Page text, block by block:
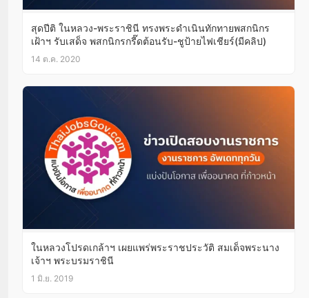
สุดปีติ ในหลวง-พระราชินี ทรงพระดำเนินทักทายพสกนิกร
เฝ้าฯ รับเสด็จ พสกนิกรกรี๊ดต้อนรับ-ชูป้ายไฟเชียร์(มีคลิป)
14 ต.ค. 2020
ในหลวงโปรดเกล้าฯ เผยแพร่พระราชประวัติ สมเด็จพระนาง
เจ้าฯ พระบรมราชินี
1 มิ.ย. 2019